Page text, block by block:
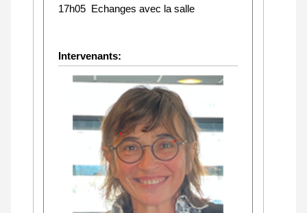
17h05 Echanges avec la salle
Intervenants: